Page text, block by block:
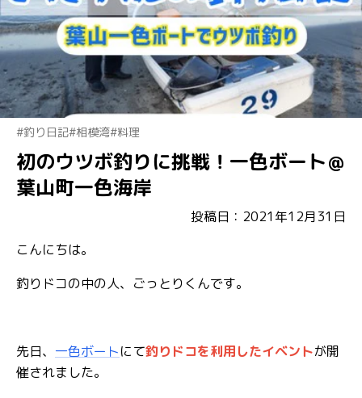
#釣り日記#相模湾#料理
初のウツボ釣りに挑戦！一色ボート＠
葉山町一色海岸
投稿日：2021年12月31日
こんにちは。
釣りドコの中の人、ごっとりくんです。
先日、 一色ボートにて釣りドコを利用したイベントが開
催されました。